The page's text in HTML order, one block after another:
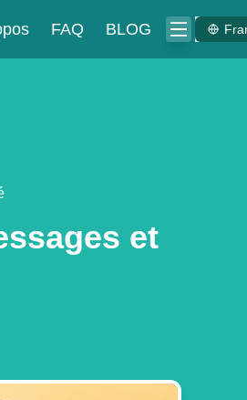
FAQ BLOG
et